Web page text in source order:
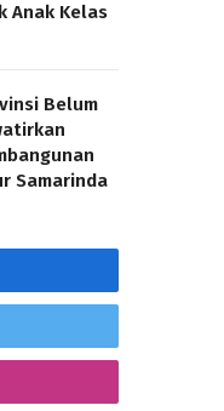
Anak Kelas
Belum
Samarinda